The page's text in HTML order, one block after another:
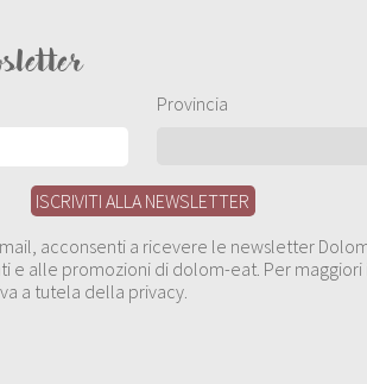
Provincia
acconsenti a ricevere le newsletter
e alle promozioni di dolom-eat. Per
a tutela della privacy.